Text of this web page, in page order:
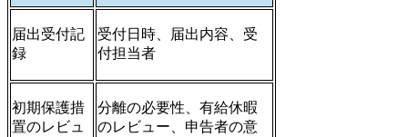
届出受付記
録
受付日時、届出内容、受
付担当者
初期保護措
置のレビュ
分離の必要性、有給休暇
のレビュー、申告者の意